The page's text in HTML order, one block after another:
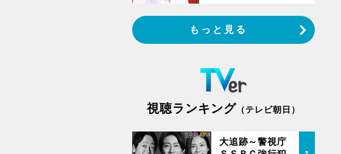
もっと見る
視聴ランキング （テレビ朝日）
大追跡～警視庁